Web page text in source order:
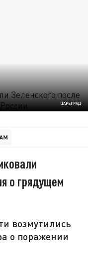
ЦАРЬГРАД
о грядущем
возмутились
о поражении